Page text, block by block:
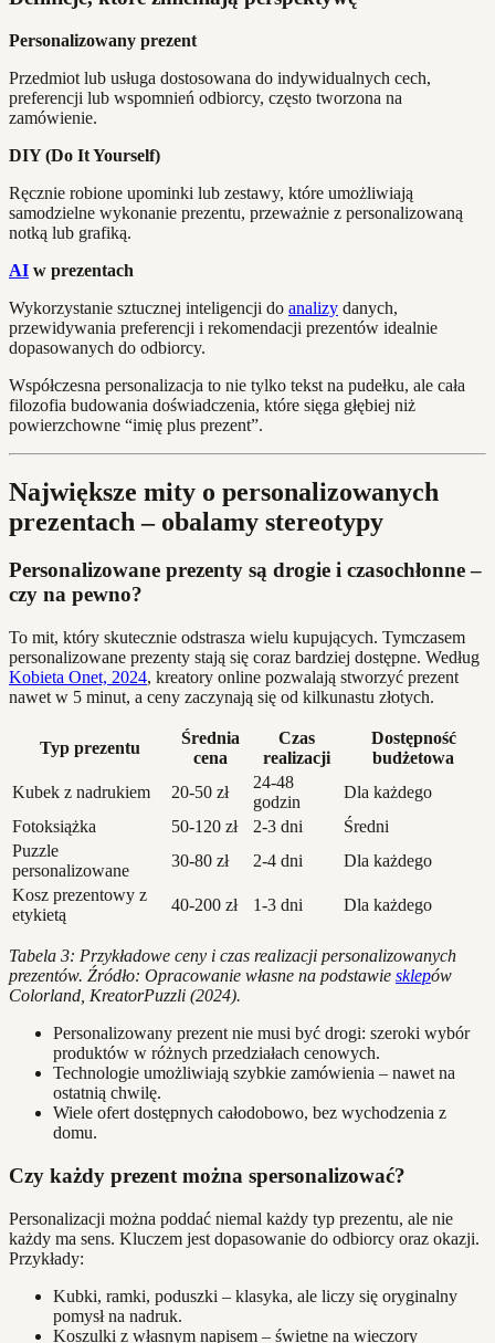
Personalizowany prezent
Przedmiot lub usługa dostosowana do indywidualnych cech,
preferencji lub wspomnień odbiorcy, często tworzona na
zamówienie.
DIY (Do It Yourself)
Ręcznie robione upominki lub zestawy, które umożliwiają
samodzielne wykonanie prezentu, przeważnie z personalizowaną
notką lub grafiką.
AI w prezentach
Wykorzystanie sztucznej inteligencji do analizy danych,
przewidywania preferencji i rekomendacji prezentów idealnie
dopasowanych do odbiorcy.
Współczesna personalizacja to nie tylko tekst na pudełku, ale cała
filozofia budowania doświadczenia, które sięga głębiej niż
powierzchowne “imię plus prezent”.
Największe mity o personalizowanych
prezentach – obalamy stereotypy
Personalizowane prezenty są drogie i czasochłonne –
czy na pewno?
To mit, który skutecznie odstrasza wielu kupujących. Tymczasem
personalizowane prezenty stają się coraz bardziej dostępne. Według
Kobieta Onet, 2024, kreatory online pozwalają stworzyć prezent
nawet w 5 minut, a ceny zaczynają się od kilkunastu złotych.
Typ prezentu
Średnia
cena
Czas
realizacji
Dostępność
budżetowa
Kubek z nadrukiem
20-50 zł
24-48
godzin
Dla każdego
Fotoksiążka
50-120 zł 2-3 dni
Średni
Puzzle
personalizowane
30-80 zł 2-4 dni
Dla każdego
Kosz prezentowy z
etykietą
40-200 zł 1-3 dni Dla każdego
Tabela 3: Przykładowe ceny i czas realizacji personalizowanych
prezentów. Źródło: Opracowanie własne na podstawie sklepów
Colorland, KreatorPuzzli (2024).
Personalizowany prezent nie musi być drogi: szeroki wybór
produktów w różnych przedziałach cenowych.
Technologie umożliwiają szybkie zamówienia – nawet na
ostatnią chwilę.
Wiele ofert dostępnych całodobowo, bez wychodzenia z
domu.
Czy każdy prezent można spersonalizować?
Personalizacji można poddać niemal każdy typ prezentu, ale nie
każdy ma sens. Kluczem jest dopasowanie do odbiorcy oraz okazji.
Przykłady:
Kubki, ramki, poduszki – klasyka, ale liczy się oryginalny
pomysł na nadruk.
Koszulki z własnym napisem – świetne na wieczory